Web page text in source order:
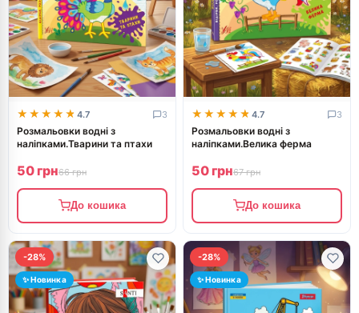
★★★★★
★★★★★ 4.7 3
Розмальовки водні з
наліпками.Тварини та птахи
50 грн66 грн
До кошика
★★★★★
★★★★★ 4.7 3
Розмальовки водні з
наліпками.Велика ферма
50 грн67 грн
До кошика
-28%
✨ Новинка
-28%
✨ Новинка